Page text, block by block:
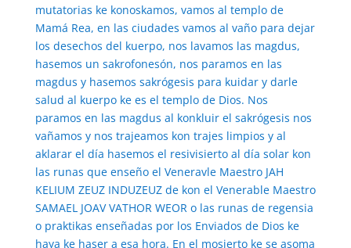
mutatorias ke konoskamos, vamos al templo de
Mamá Rea, en las ciudades vamos al vaño para dejar
los desechos del kuerpo, nos lavamos las magdus,
hasemos un sakrofonesón, nos paramos en las
magdus y hasemos sakrógesis para kuidar y darle
salud al kuerpo ke es el templo de Dios. Nos
paramos en las magdus al konkluir el sakrógesis nos
vañamos y nos trajeamos kon trajes limpios y al
aklarar el día hasemos el resivisierto al día solar kon
las runas que enseño el Veneravle Maestro JAH
KELIUM ZEUZ INDUZEUZ de kon el Venerable Maestro
SAMAEL JOAV VATHOR WEOR o las runas de regensia
o praktikas enseñadas por los Enviados de Dios ke
haya ke haser a esa hora. En el mosierto ke se asoma